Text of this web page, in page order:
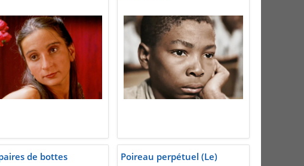
de bottes Poireau perpétuel (Le)